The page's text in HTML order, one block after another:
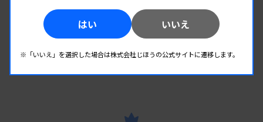
はい いいえ
※「いいえ」を選択した場合は株式会社じほうの公式サイトに遷移します。